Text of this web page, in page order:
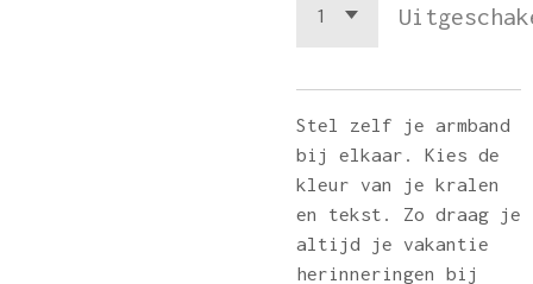
Stel zelf je armband
bij elkaar. Kies de
kleur van je kralen
en tekst. Zo draag je
altijd je vakantie
herinneringen bij